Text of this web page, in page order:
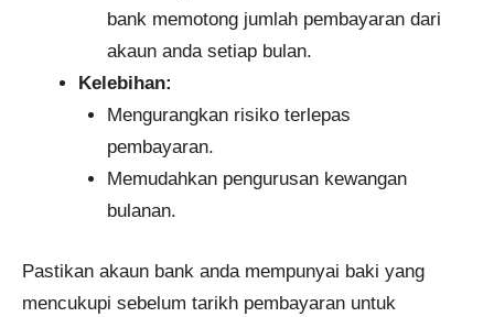
bank memotong jumlah pembayaran dari
akaun anda setiap bulan.
Kelebihan:
Mengurangkan risiko terlepas
pembayaran.
Memudahkan pengurusan kewangan
bulanan.
Pastikan akaun bank anda mempunyai baki yang
mencukupi sebelum tarikh pembayaran untuk